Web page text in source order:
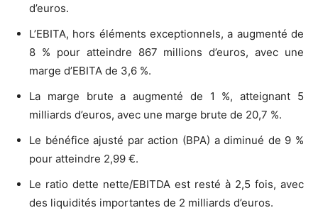
d’euros.
L’EBITA, hors éléments exceptionnels, a augmenté de
8 % pour atteindre 867 millions d’euros, avec une
marge d’EBITA de 3,6 %.
La marge brute a augmenté de 1 %, atteignant 5
milliards d’euros, avec une marge brute de 20,7 %.
Le bénéfice ajusté par action (BPA) a diminué de 9 %
pour atteindre 2,99 €.
Le ratio dette nette/EBITDA est resté à 2,5 fois, avec
des liquidités importantes de 2 milliards d’euros.